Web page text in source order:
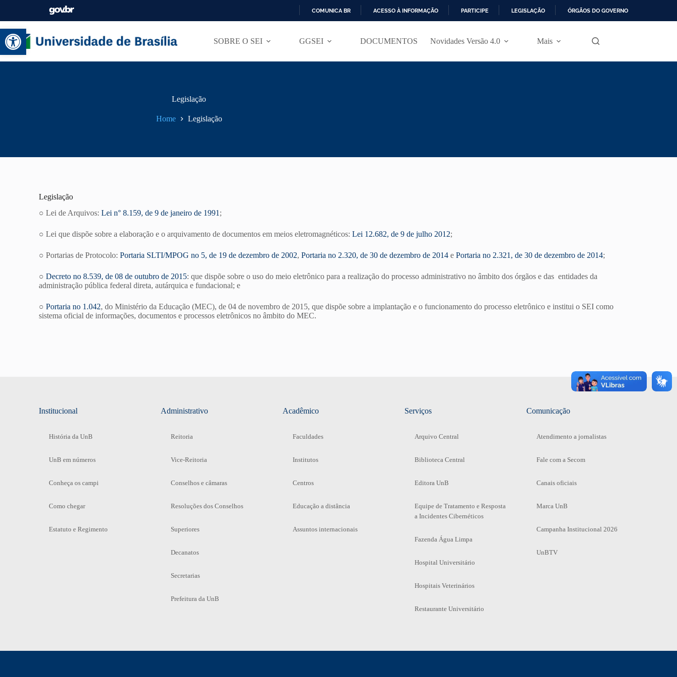
Abrir a barra de ferramentas
R
COMUNICA BR ACESSO À INFORMAÇÃO PARTICIPE LEGISLAÇÃO ÓRGÃOS DO GOVERNO
SOBRE O SEI GGSEI DOCUMENTOS Novidades Versão 4.0 Mais
Legislação
Home Legislação
Legislação
○ Lei de Arquivos:Lei n° 8.159, de 9 de janeiro de 1991 ;
○ Lei que dispõe sobre a elaboração e o arquivamento de documentos em meios eletromagnéticos:Lei 12.682, de 9 de julho 2012;
○ Portarias de Protocolo:Portaria SLTI/MPOG no 5, de 19 de dezembro de 2002,Portaria no 2.320, de 30 de dezembro de 2014 ePortaria no 2.321, de 30 de dezembro de 2014;
○Decreto no 8.539, de 08 de outubro de 2015: que dispõe sobre o uso do meio eletrônico para a realização do processo administrativo no âmbito dos órgãos e das entidades da
administração pública federal direta, autárquica e fundacional; e
○Portaria no 1.042, do Ministério da Educação (MEC), de 04 de novembro de 2015, que dispõe sobre a implantação e o funcionamento do processo eletrônico e institui o SEI como
sistema oficial de informações, documentos e processos eletrônicos no âmbito do MEC.
Institucional
História da UnB
UnB em números
Conheça os campi
Como chegar
Estatuto e Regimento
Administrativo
Reitoria
Vice-Reitoria
Conselhos e câmaras
Resoluções dos Conselhos
Superiores
Decanatos
Secretarias
Prefeitura da UnB
Acadêmico
Faculdades
Institutos
Centros
Educação a distância
Assuntos internacionais
Serviços
Arquivo Central
Biblioteca Central
Editora UnB
Equipe de Tratamento e Resposta
a Incidentes Cibernéticos
Fazenda Água Limpa
Hospital Universitário
Hospitais Veterinários
Restaurante Universitário
Comunicação
Atendimento a jornalistas
Fale com a Secom
Canais oficiais
Marca UnB
Campanha Institucional 2026
UnBTV